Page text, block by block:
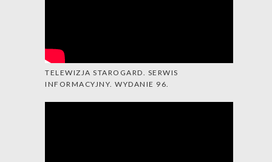
TELEWIZJA STAROGARD. SERWIS
INFORMACYJNY. WYDANIE 96.